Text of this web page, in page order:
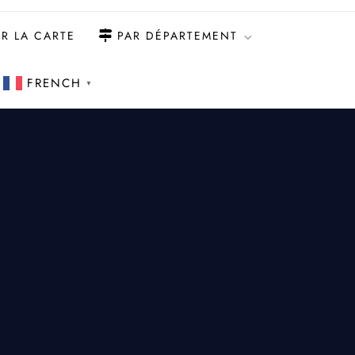
LA CARTE PAR DÉPARTEMENT
FRENCH ▼